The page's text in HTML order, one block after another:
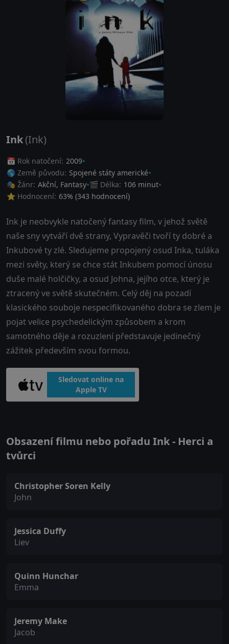
Ink(Ink)
📅 Rok natočení: 2009
🌎 Země původu: Spojené státy americké
🎭 Žánr: Akční, Fantasy 🎬 Délka: 106 minut
⭐ Hodnocení: 63% (343 hodnocení)
Ink je neobvykle natočený fantasy film, v jehož světě
naše sny vytváří dvě strany, Vypravěči tvoří ty dobré a
Inkubové ty zlé. Sledujeme propojený osud Inka, tuláka
mezi světy, který se chce stát Inkubem pomocí únosu
duše malé holčičky, a osud Johna, jejího otce, který je
ztracený ve světě skutečném. Celý děj na pozadí
klasického souboje nespecifikovaného dobra se zlem je
pojat velice psychedelickým způsobem a krom
samotného děje a rozuzlení představuje jedinečný
zážitek především svou formou.
Sledovat online na
Apple TV
Obsazení filmu nebo pořadu Ink - Herci a
tvůrci
Christopher Soren Kelly
John
Jessica Duffy
Liev
Quinn Hunchar
Emma
Jeremy Make
Jacob